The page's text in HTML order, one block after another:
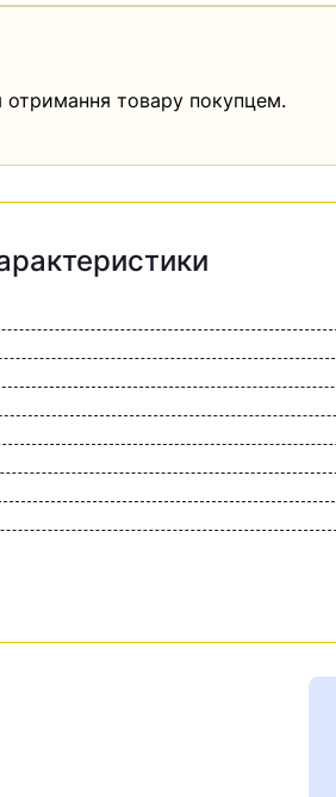
отримання товару покупцем.